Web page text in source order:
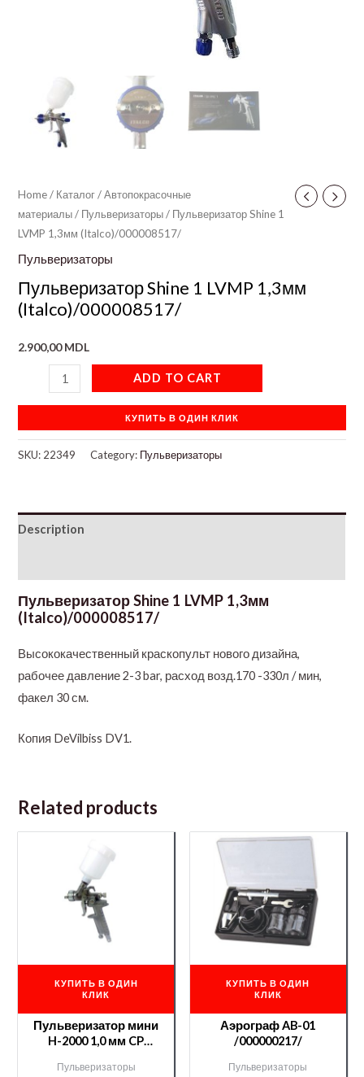
Home/ Каталог/Автопокрасочные
материалы/ Пульверизаторы/ Пульверизатор Shine 1
LVMP 1,3мм (Italco)/000008517/
Пульверизаторы
Пульверизатор Shine 1 LVMP 1,3мм
(Italco)/000008517/
2.900,00MDL
ADD TO CART
КУПИТЬ В ОДИН КЛИК
SKU: 22349 Category: Пульверизаторы
Description
Пульверизатор Shine 1 LVMP 1,3мм
(Italco)/000008517/
Высококачественный краскопульт нового дизайна,
рабочее давление 2-3 bar, расход возд.170 -330л / мин,
факел 30 см.
Копия DeVilbiss DV1.
Related products
КУПИТЬ В ОДИН
КЛИК
Пульверизатор мини
H-2000 1,0 мм CP
Пульверизаторы
КУПИТЬ В ОДИН
КЛИК
Аэрограф AB-01
/000000217/
Пульверизаторы